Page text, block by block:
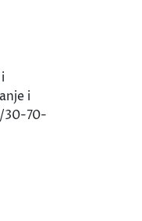
i
30-70-